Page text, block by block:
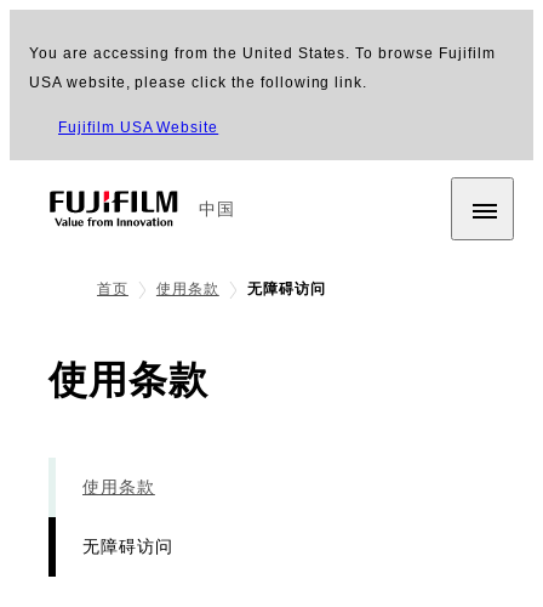
You are accessing from the United States. To browse Fujifilm
USA website, please click the following link.
Fujifilm USA Website
中国
首页 使用条款 无障碍访问
使用条款
使用条款
无障碍访问